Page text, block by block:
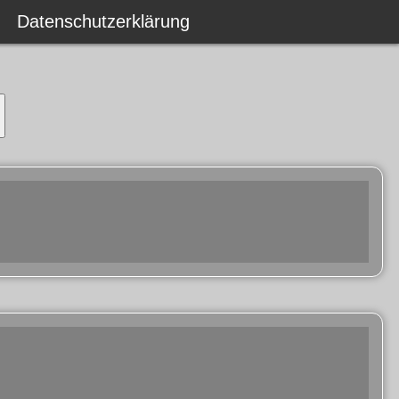
Datenschutzerklärung
Datenschutzerklärung